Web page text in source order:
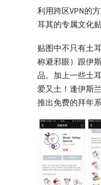
利用跨区VPN的
耳其的专属文化
贴图中不只有土
称避邪眼）跟伊
品。加上一些土
爱又土！逢伊斯
推出免费的拜年